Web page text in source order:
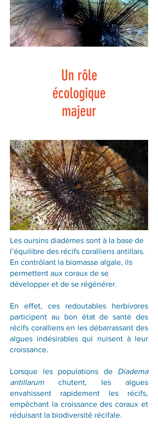
Un rôle
écologique
majeur
Les oursins diadèmes sont à la base de
l’équilibre des récifs coralliens antillais.
En contrôlant la biomasse algale, ils
permettent aux coraux de se
développer et de se régénérer.
En effet, ces redoutables herbivores
participent au bon état de santé des
récifs coralliens en les débarrassant des
algues indésirables qui nuisent à leur
croissance.
Lorsque les populations de Diadema
antillarumchutent, les algues
envahissent rapidement les récifs,
empêchant la croissance des coraux et
réduisant la biodiversité récifale.